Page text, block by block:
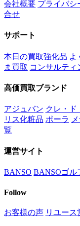
会社概要 プライバシ
合せ
サポート
本日の買取強化品 よ
ま買取 コンサルティ
高価買取ブランド
アジュバン クレ・ド
リス化粧品 ポーラ
覧
運営サイト
BANSO BANSOゴル
Follow
お客様の声 リユース